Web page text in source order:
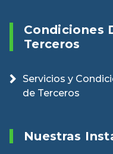
Condiciones
Terceros
Servicios y
de Terceros
Nuestras